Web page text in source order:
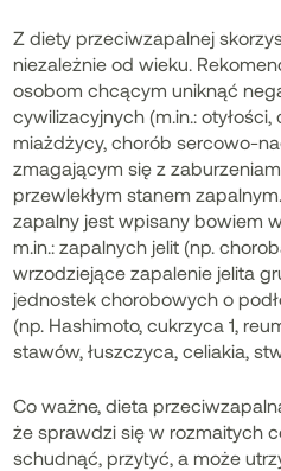
Z diety przeciwzapalnej
niezależnie od wieku.
osobom chcącym uniknąć
cywilizacyjnych (m.in.:
miażdżycy, chorób sercowo-
zmagającym się z
przewlekłym stanem
zapalny jest wpisany bowiem
m.in.: zapalnych jelit (np.
wrzodziejące zapalenie jelita
jednostek chorobowych o
(np. Hashimoto, cukrzyca 1,
stawów, łuszczyca, celiakia,
Co ważne, dieta
że sprawdzi się w rozmaitych
schudnąć, przytyć, a może